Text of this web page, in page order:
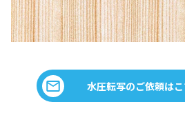
水圧転写のご依頼は